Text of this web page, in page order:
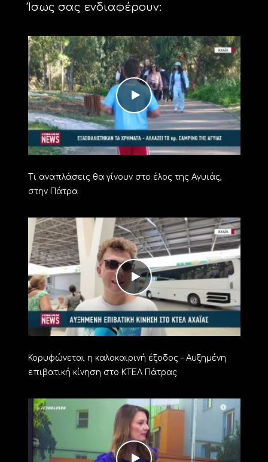
Ίσως σας ενδιαφέρουν:
Τι αναπλάσεις θα γίνουν στο έλος της Αγυιάς,
στην Πάτρα
Κορυφώνεται η καλοκαιρινή έξοδος – Αυξημένη
επιβατική κίνηση στο ΚΤΕΛ Πάτρας